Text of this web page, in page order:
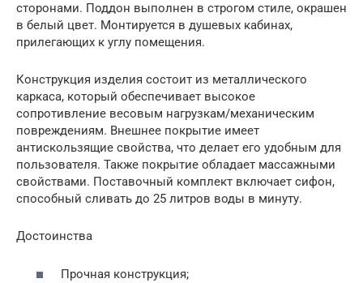
сторонами. Поддон выполнен в строгом стиле, окрашен
в белый цвет. Монтируется в душевых кабинах,
прилегающих к углу помещения.
Конструкция изделия состоит из металлического
каркаса, который обеспечивает высокое
сопротивление весовым нагрузкам/механическим
повреждениям. Внешнее покрытие имеет
антискользящие свойства, что делает его удобным для
пользователя. Также покрытие обладает массажными
свойствами. Поставочный комплект включает сифон,
способный сливать до 25 литров воды в минуту.
Достоинства
Прочная конструкция;